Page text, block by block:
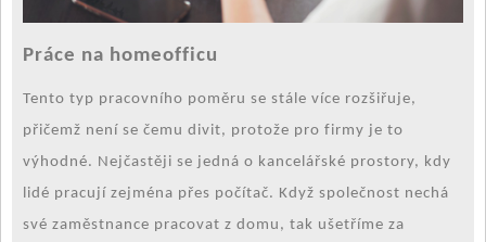
Práce na homeofficu
Tento typ pracovního poměru se stále více rozšiřuje,
přičemž není se čemu divit, protože pro firmy je to
výhodné. Nejčastěji se jedná o kancelářské prostory, kdy
lidé pracují zejména přes počítač. Když společnost nechá
své zaměstnance pracovat z domu, tak ušetříme za